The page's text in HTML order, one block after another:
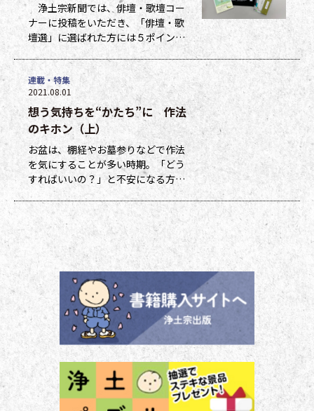
浄土宗新聞では、俳壇・歌壇コー
ナーに投稿をいただき、「俳壇・歌
壇選」に選ばれた方には５ポイン
ト、他掲載になった方には１ポイン
トを贈呈しています。ポイントは貯
まった数に応じて、浄土宗新聞オリ
ジナルグッズなどの景品と交換でき
ます（交換・発送は下記一覧表通知
のタイミングになります）。 ポイ
ント保有者の方には、半年に一度、
ポイント数とともに記念品一覧表を
送付いたし
想う気持ちを“かたち”に 作法
のキホン（上）
お盆は、棚経やお墓参りなどで作法
を気にすることが多い時期。「どう
すればいいの？」と不安になる方も
多いのではないでしょうか。作法ば
かり気にしていては、ご先祖さまや
ご本尊さまとしっかりと向き合えま
せん。今号から２回にわたって紹介
する浄土宗の作法の基本をおさえ、
大切な方と向き合い、よりよい時間
を過ごしましょう。 袈裟のつけ方
お参りや法要の時に、ぜひ身に着け
ていた
連載・特集
2021.08.01